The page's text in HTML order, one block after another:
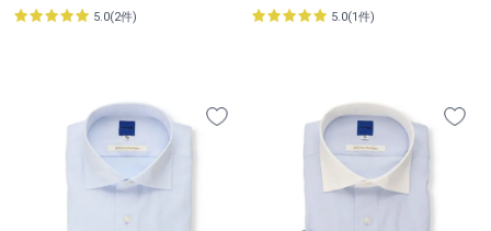
5.0(2件) 5.0(1件)